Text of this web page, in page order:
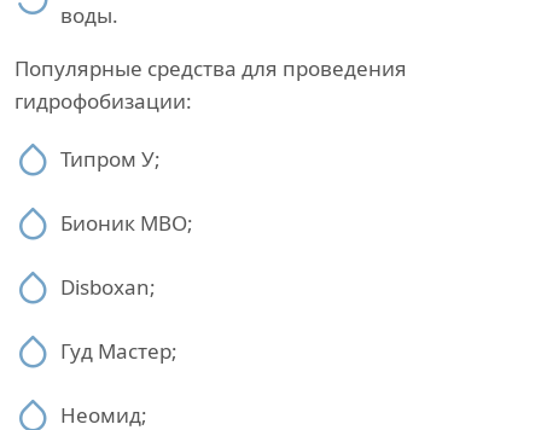
воды.
Популярные средства для проведения
гидрофобизации:
Типром У;
Бионик МВО;
Disboxan;
Гуд Мастер;
Неомид;